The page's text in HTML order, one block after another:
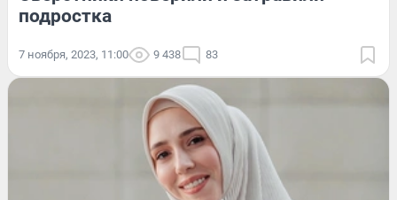
подростка
7 ноября, 2023, 11:00 9 438 83